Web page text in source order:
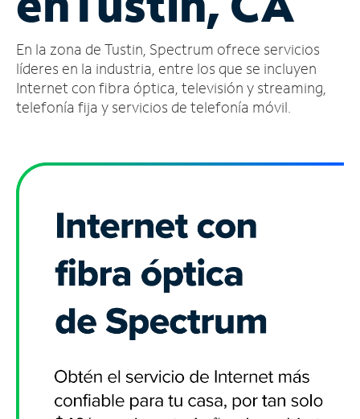
cuenta
Encuentra
una
tienda
En la zona de Tustin, Spectrum ofrece servicios
líderes en la industria, entre los que se incluyen
Internet con fibra óptica, televisión y streaming,
telefonía fija y servicios de telefonía móvil.